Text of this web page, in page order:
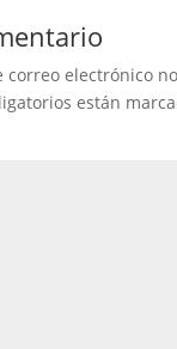
correo electrónico
están